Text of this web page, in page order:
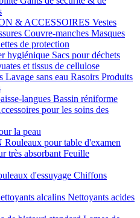
& ACCESSOIRES Vestes
Couvre-manches Masques
de protection
hygiénique Sacs pour déchets
et tissus de cellulose
Lavage sans eau Rasoirs Produits
langues Bassin réniforme
pour les soins des
la peau
Rouleaux pour table d'examen
très absorbant Feuille
d'essuyage Chiffons
alcalins Nettoyants acides